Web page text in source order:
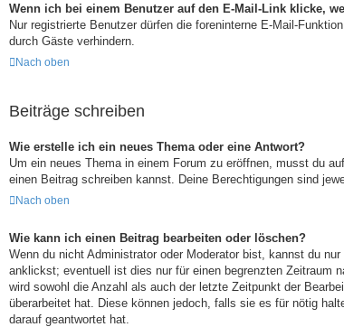
Wenn ich bei einem Benutzer auf den E-Mail-Link klicke,
Nur registrierte Benutzer dürfen die foreninterne E-Mail-
durch Gäste verhindern.
Nach oben
Beiträge schreiben
Wie erstelle ich ein neues Thema oder eine Antwort?
Um ein neues Thema in einem Forum zu eröffnen, musst du
einen Beitrag schreiben kannst. Deine Berechtigungen sind
Nach oben
Wie kann ich einen Beitrag bearbeiten oder löschen?
Wenn du nicht Administrator oder Moderator bist, kannst du
anklickst; eventuell ist dies nur für einen begrenzten Zeitraum
wird sowohl die Anzahl als auch der letzte Zeitpunkt der
überarbeitet hat. Diese können jedoch, falls sie es für nötig
darauf geantwortet hat.